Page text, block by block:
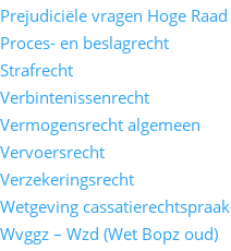
Prejudiciële vragen Hoge Raad
Proces- en beslagrecht
Strafrecht
Verbintenissenrecht
Vermogensrecht algemeen
Vervoersrecht
Verzekeringsrecht
Wetgeving cassatierechtspraak
Wvggz – Wzd (Wet Bopz oud)